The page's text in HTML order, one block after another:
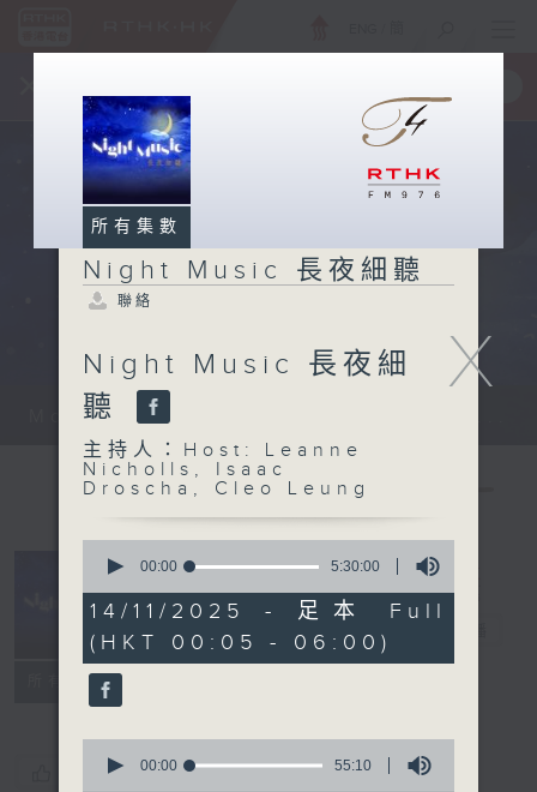
一手掌握 RTHK 電台、電視節目
Monday - Sunday 星期一至日 12am...
所有集數
Night Music
長夜細聽
您喜歡這個節目嗎?
X
所有集數
Night Music 長夜細聽
聯絡
Night Music 長夜細
聽
主持人：Host: Leanne
Nicholls, Isaac
Droscha, Cleo Leung
seconds
5
hours,
30
minutes,
0
seconds
00:00 5:30:00
14/11/2025 - 足本 Full
(HKT 00:05 - 06:00)
seconds
00:00 55:10